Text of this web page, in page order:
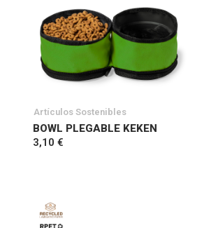
Artículos Sostenibles
BOWL PLEGABLE KEKEN
3,10 €